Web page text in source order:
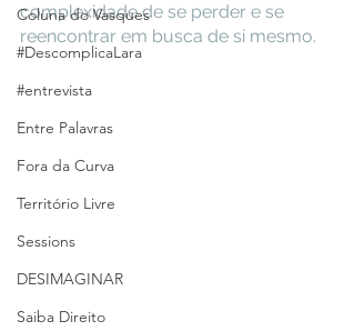
Coluna do Vasques
#DescomplicaLara
#entrevista
Entre Palavras
Fora da Curva
Território Livre
Sessions
DESIMAGINAR
Saiba Direito
complexidade de se perder e se
reencontrar em busca de si mesmo.